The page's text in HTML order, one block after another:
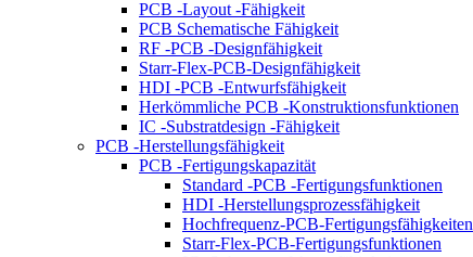
PCB -Layout -Fähigkeit
PCB Schematische Fähigkeit
RF -PCB -Designfähigkeit
Starr-Flex-PCB-Designfähigkeit
HDI -PCB -Entwurfsfähigkeit
Herkömmliche PCB -Konstruktionsfunktionen
IC -Substratdesign -Fähigkeit
PCB -Herstellungsfähigkeit
PCB -Fertigungskapazität
Standard -PCB -Fertigungsfunktionen
HDI -Herstellungsprozessfähigkeit
Hochfrequenz-PCB-Fertigungsfähigkeiten
Starr-Flex-PCB-Fertigungsfunktionen